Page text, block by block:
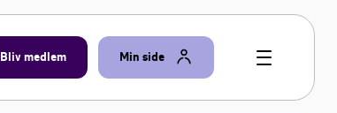
Bliv medlem Min side